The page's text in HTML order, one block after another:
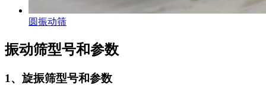
圆振动筛
振动筛型号和参数
1、旋振筛型号和参数